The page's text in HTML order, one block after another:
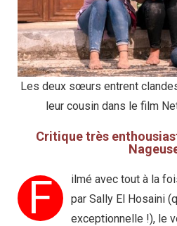
Les deux sœurs entrent
leur cousin dans le film
Critique très
F
ilmé avec tout à la
par Sally El Hosaini
exceptionnelle !), le